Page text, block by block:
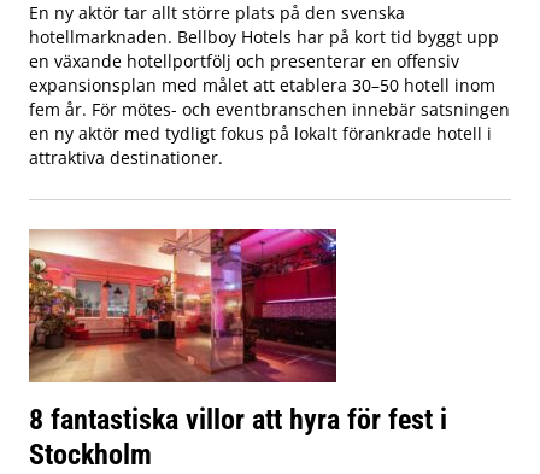
En ny aktör tar allt större plats på den svenska
hotellmarknaden. Bellboy Hotels har på kort tid byggt upp
en växande hotellportfölj och presenterar en offensiv
expansionsplan med målet att etablera 30–50 hotell inom
fem år. För mötes- och eventbranschen innebär satsningen
en ny aktör med tydligt fokus på lokalt förankrade hotell i
attraktiva destinationer.
8 fantastiska villor att hyra för fest i
Stockholm